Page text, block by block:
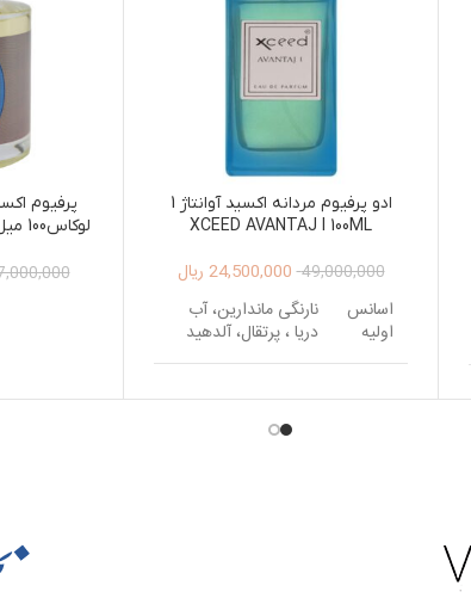
ادو پرفیوم مردانه اکسید آوانتاژ 1
XCEED AVANTAJ I 100ML
49,000,000
24,500,000 ریال
اسانس
اولیه
نارنگی ماندارین، آب
دریا ، پرتقال، آلدهید
اسانس بهار نارنج، سدر ، فلفل
پرفیوم